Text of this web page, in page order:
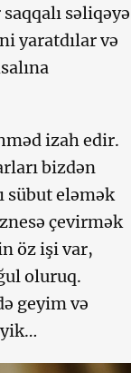
səliqəyə
yaratdılar və
izah edir.
bizdən
sübut eləmək
çevirmək
öz işi var,
oluruq.
geyim və